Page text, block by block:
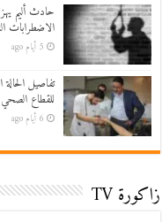
حادث أليم
الاضطرابات
5 أيام ago
تفاصيل
للقطاع الصحي
6 أيام ago
زاكورة TV